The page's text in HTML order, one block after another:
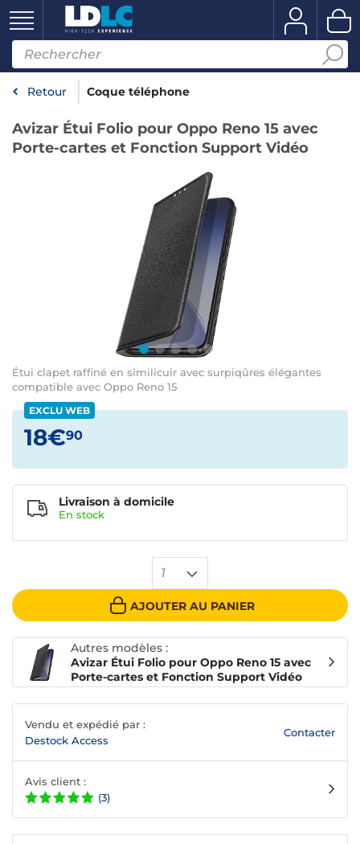
Retour Coque téléphone
Avizar Étui Folio pour Oppo Reno 15 avec
Porte-cartes et Fonction Support Vidéo
Étui clapet raffiné en similicuir avec surpiqûres élégantes
compatible avec Oppo Reno 15
EXCLU WEB
18€90
1
AJOUTER AU PANIER
Livraison à domicile
En stock
Autres modèles :
Avizar Étui Folio pour Oppo Reno 15 avec
Porte-cartes et Fonction Support Vidéo
Vendu et expédié par :
Destock Access
Contacter
Avis client :
(3)